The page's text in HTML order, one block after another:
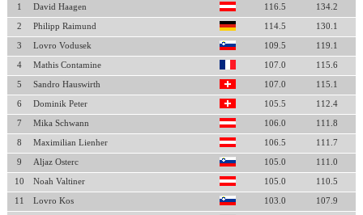
1 David Haagen 116.5 134.2
2 Philipp Raimund 114.5 130.1
3 Lovro Vodusek 109.5 119.1
4 Mathis Contamine 107.0 115.6
5 Sandro Hauswirth 107.0 115.1
6 Dominik Peter 105.5 112.4
7 Mika Schwann 106.0 111.8
8 Maximilian Lienher 106.5 111.7
9 Aljaz Osterc 105.0 111.0
10 Noah Valtiner 105.0 110.5
11 Lovro Kos 103.0 107.9